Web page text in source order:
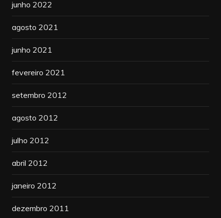
junho 2022
agosto 2021
junho 2021
fevereiro 2021
setembro 2012
agosto 2012
julho 2012
abril 2012
janeiro 2012
dezembro 2011